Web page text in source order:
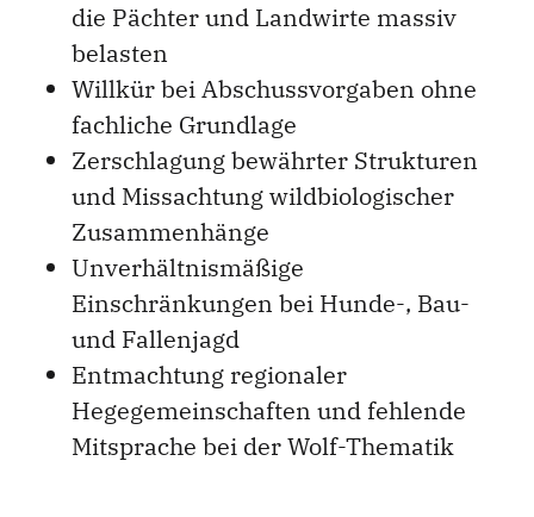
die Pächter und Landwirte massiv
belasten
Willkür bei Abschussvorgaben ohne
fachliche Grundlage
Zerschlagung bewährter Strukturen
und Missachtung wildbiologischer
Zusammenhänge
Unverhältnismäßige
Einschränkungen bei Hunde-, Bau-
und Fallenjagd
Entmachtung regionaler
Hegegemeinschaften und fehlende
Mitsprache bei der Wolf-Thematik